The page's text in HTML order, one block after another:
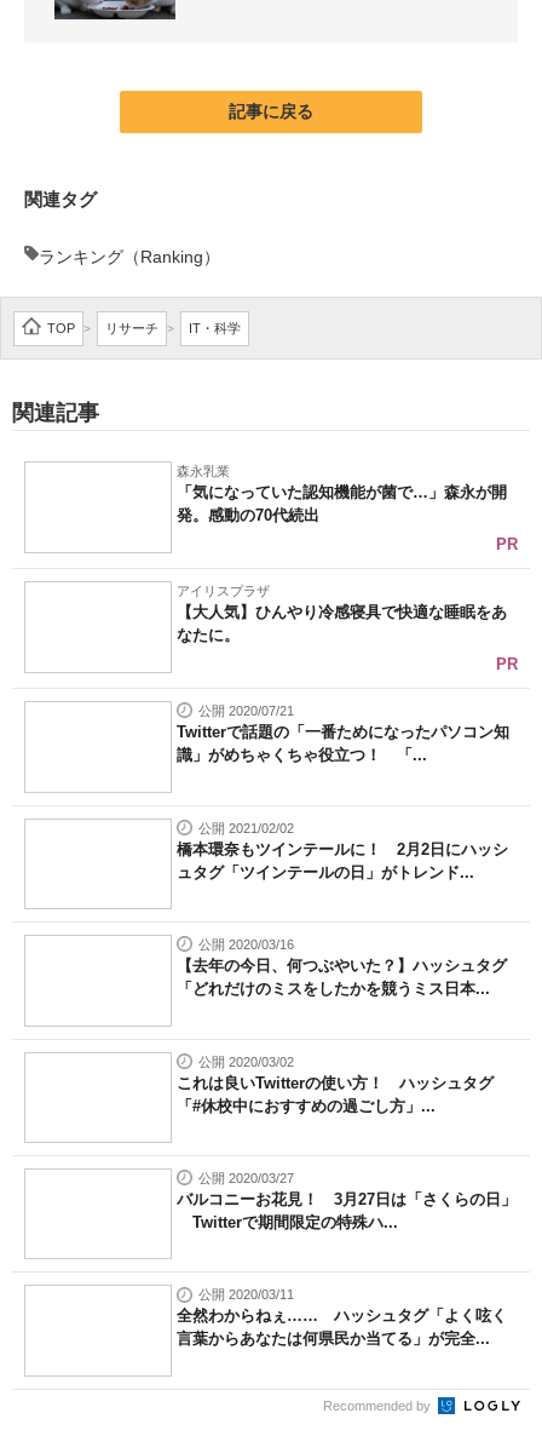
ITエンジニア向け専門サイト
電子設計の基本と応用
ちょっと気になるネットの話題
記事に戻る
関連タグ
ランキング（Ranking）
TOP > リサーチ > IT・科学
関連記事
森永乳業
「気になっていた認知機能が菌で…」森永が開
発。感動の70代続出
PR
アイリスプラザ
【大人気】ひんやり冷感寝具で快適な睡眠をあ
なたに。
PR
公開 2020/07/21
Twitterで話題の「一番ためになったパソコン知
識」がめちゃくちゃ役立つ！ 「...
公開 2021/02/02
橋本環奈もツインテールに！ 2月2日にハッシ
ュタグ「ツインテールの日」がトレンド...
公開 2020/03/16
【去年の今日、何つぶやいた？】ハッシュタグ
「どれだけのミスをしたかを競うミス日本...
公開 2020/03/02
これは良いTwitterの使い方！ ハッシュタグ
「#休校中におすすめの過ごし方」...
公開 2020/03/27
バルコニーお花見！ 3月27日は「さくらの日」
Twitterで期間限定の特殊ハ...
公開 2020/03/11
全然わからねぇ…… ハッシュタグ「よく呟く
言葉からあなたは何県民か当てる」が完全...
Recommended by